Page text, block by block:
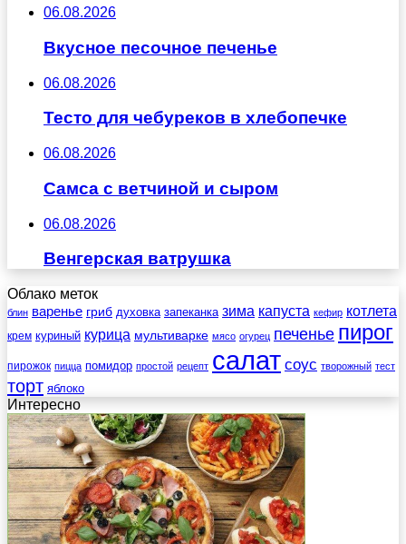
06.08.2026
Вкусное песочное печенье
06.08.2026
Тесто для чебуреков в хлебопечке
06.08.2026
Самса с ветчиной и сыром
06.08.2026
Венгерская ватрушка
Облако меток
блин варенье гриб духовка запеканка зима капуста кефир котлета
крем куриный курица мультиварке мясо огурец печенье пирог
пирожок пицца помидор простой рецепт салат соус творожный тест
торт яблоко
Интересно